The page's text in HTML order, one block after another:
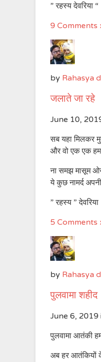
” रहस्य देवरिया “
9 Comments
by Rahasya
जलाते जा रहे
June 10,
सब यहा मिलकर
और वो एक एक
ना समझ मासूम
ये कुछ नामर्द
” रहस्य ” देवरिया
5 Comments
by Rahasya
पुलवामा शहीद
June 6, 2019
पुलवामा आतंकी
अब हर आतंकियों